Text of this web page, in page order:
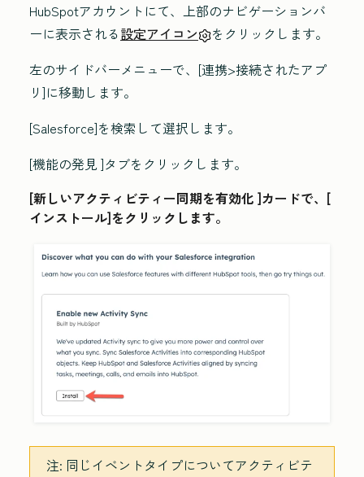
HubSpotアカウントにて、上部のナビゲーションバ
ーに表示される設定アイコン
をクリックします。
左のサイドバーメニューで、[連携>接続されたアプ
リ ]に移動します。
[Salesforce]を検索して選択します。
[機能の発見]タブをクリックします。
[新しいアクティビティー同期を有効化 ]カードで、[
インストール]をクリックします。
注: 同じイベントタイプについてアクティビテ